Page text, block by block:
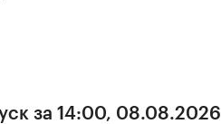
за 14:00, 08.08.2026